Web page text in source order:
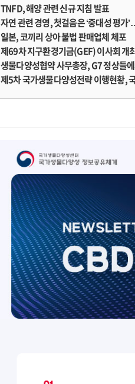
TNFD, 해양 관련 신규 지침 발표
자연 관련 경영, 첫걸음은 ‘중대성 평가
일본, 코끼리 상아 불법 판매업체 체포
제69차 지구환경기금(GEF) 이사회 개
생물다양성협약 사무총장, G7 정상들
제5차 국가생물다양성전략 이행현황,